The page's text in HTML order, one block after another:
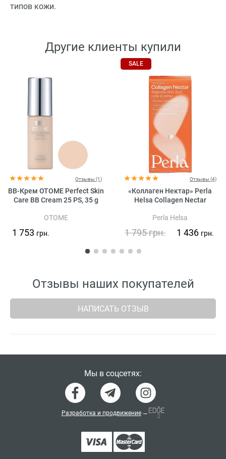
типов кожи.
Другие клиенты купили
Отзывы (1)
BB-Крем OTOME Perfect Skin
Care BB Cream 25 PS, 35 g
OTOME
1 753 грн.
SALE
Отзывы (4)
«Коллаген Нектар» Perla
Helsa Collagen Nectar
Perla Helsa
1 795грн. 1 436 грн.
Отзывы наших покупателей
НАПИСАТЬ ОТЗЫВ
Мы в соцсетях:
Разработка и продвижение —